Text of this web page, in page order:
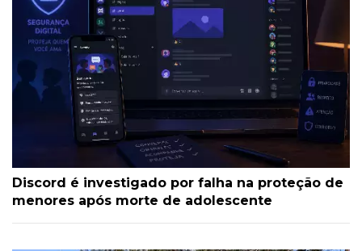
Discord é investigado por falha na proteção de
menores após morte de adolescente